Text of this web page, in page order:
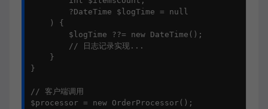
        ?DateTime $logTime = null
    ) {
        $logTime ??= new DateTime();
        // 日志记录实现...
    }
}
// 客户端调用
$processor = new OrderProcessor();